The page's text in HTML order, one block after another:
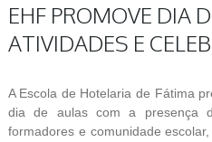
EHF PROMOVE DIA
ATIVIDADES E
A Escola de Hotelaria de Fátima
dia de aulas com a presença
formadores e comunidade